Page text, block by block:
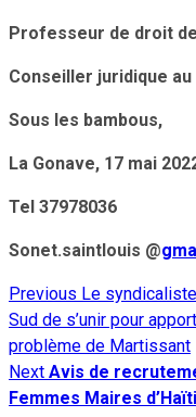
Professeur de droit
Conseiller juridique
Sous les bambous,
La Gonave, 17 mai
Tel 37978036
Sonet.saintlouis @
Continue
Reading
Previous Le
Sud de s’unir pour
problème de Martissant
Next Avis de
Femmes Maires d’Haïti